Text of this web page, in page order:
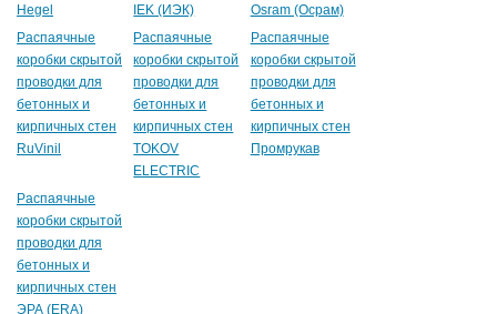
Hegel
IEK (ИЭК)
Osram (Осрам)
Распаячные
коробки скрытой
проводки для
бетонных и
кирпичных стен
RuVinil
Распаячные
коробки скрытой
проводки для
бетонных и
кирпичных стен
TOKOV
ELECTRIC
Распаячные
коробки скрытой
проводки для
бетонных и
кирпичных стен
Промрукав
Распаячные
коробки скрытой
проводки для
бетонных и
кирпичных стен
ЭРА (ERA)